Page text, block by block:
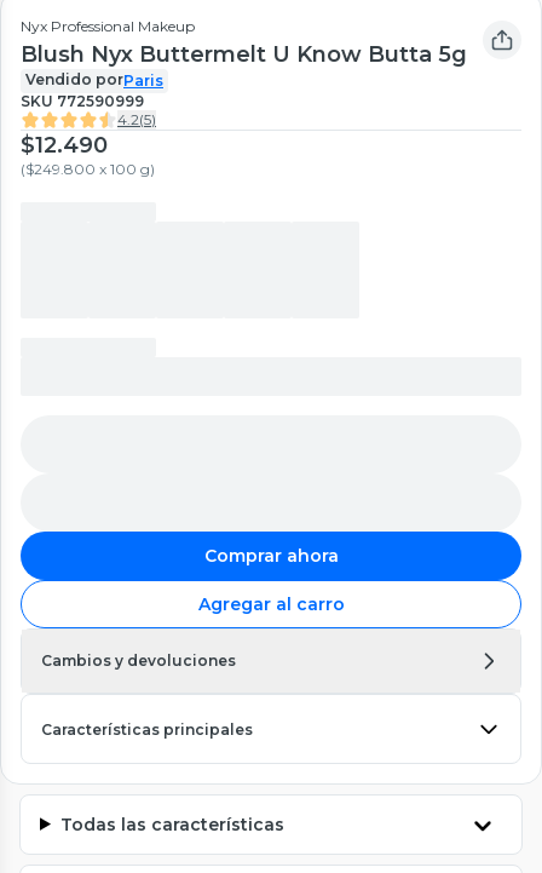
Nyx Professional Makeup
Blush Nyx Buttermelt U Know Butta 5g
Vendido porParis
SKU 772590999
4.2(5)
$12.490
($249.800 x 100 g)
Comprar ahora
Agregar al carro
Cambios y devoluciones
Características principales
Todas las características